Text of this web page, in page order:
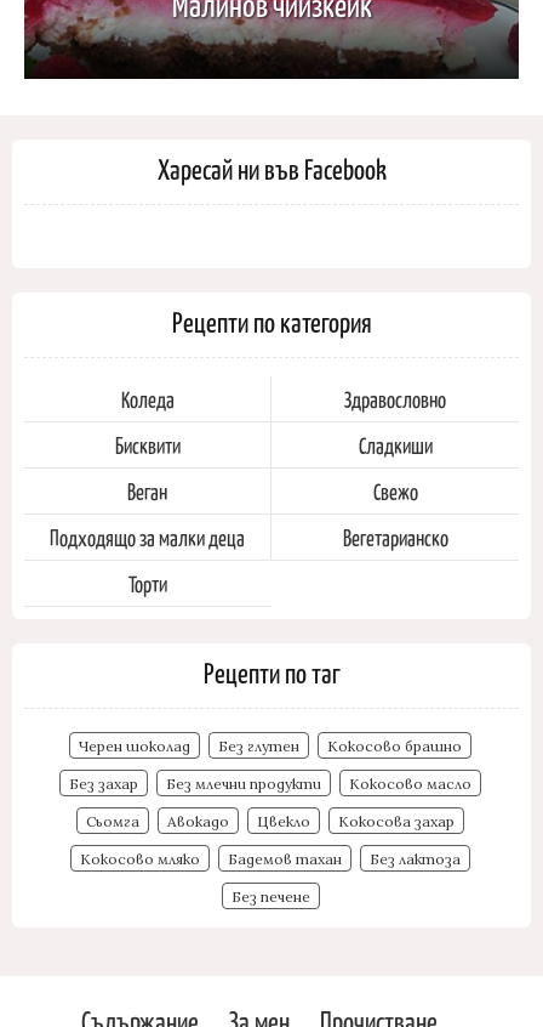
Харесай ни във Facebook
Рецепти по категория
Коледа
Здравословно
Бисквити
Сладкиши
Веган
Свежо
Подходящо за малки деца
Вегетарианско
Торти
Рецепти по таг
Черен шоколад Без глутен Кокосово брашно
Без захар Без млечни продукти Кокосово масло
Сьомга Авокадо Цвекло Кокосова захар
Кокосово мляко Бадемов тахан Без лактоза
Без печене